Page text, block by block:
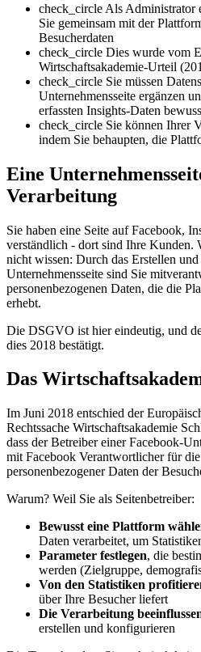
check_circle Als Administrator
Sie gemeinsam mit der
Besucherdaten
check_circle Dies wurde vom
Wirtschaftsakademie-Urteil
check_circle Sie müssen
Unternehmensseite ergänzen
erfassten Insights-Daten
check_circle Sie können Ihrer
indem Sie behaupten, die
Eine
Verarbeitung
Sie haben eine Seite auf Facebook,
verständlich - dort sind Ihre Kunden.
nicht wissen: Durch das Erstellen
Unternehmensseite sind Sie
personenbezogenen Daten, die die
erhebt.
Die DSGVO ist hier eindeutig, und
dies 2018 bestätigt.
Das
Im Juni 2018 entschied der
Rechtssache Wirtschaftsakademie
dass der Betreiber einer Facebook-
mit Facebook Verantwortlicher für
personenbezogener Daten der
Warum? Weil Sie als Seitenbetreiber:
Bewusst eine Plattform
Daten verarbeitet, um
Parameter festlegen, die
werden (Zielgruppe,
Von den Statistiken
über Ihre Besucher liefert
Die Verarbeitung
erstellen und konfigurieren